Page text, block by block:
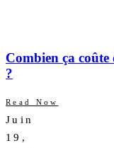
Combien ça coûte
?
Read Now
Juin
19,